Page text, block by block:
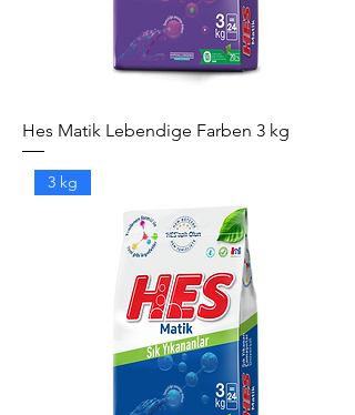
Hes Matik Lebendige Farben 3 kg
3 kg